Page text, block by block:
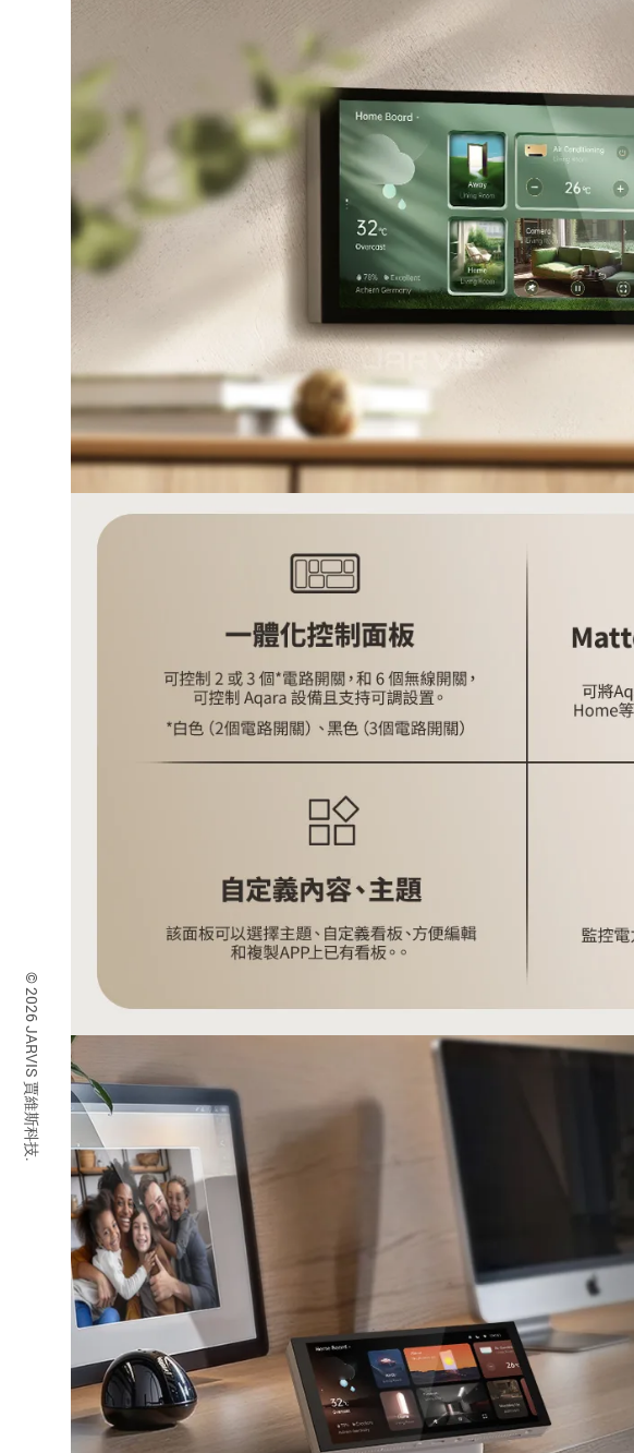
© 2026 JARVIS 賈維斯科技.